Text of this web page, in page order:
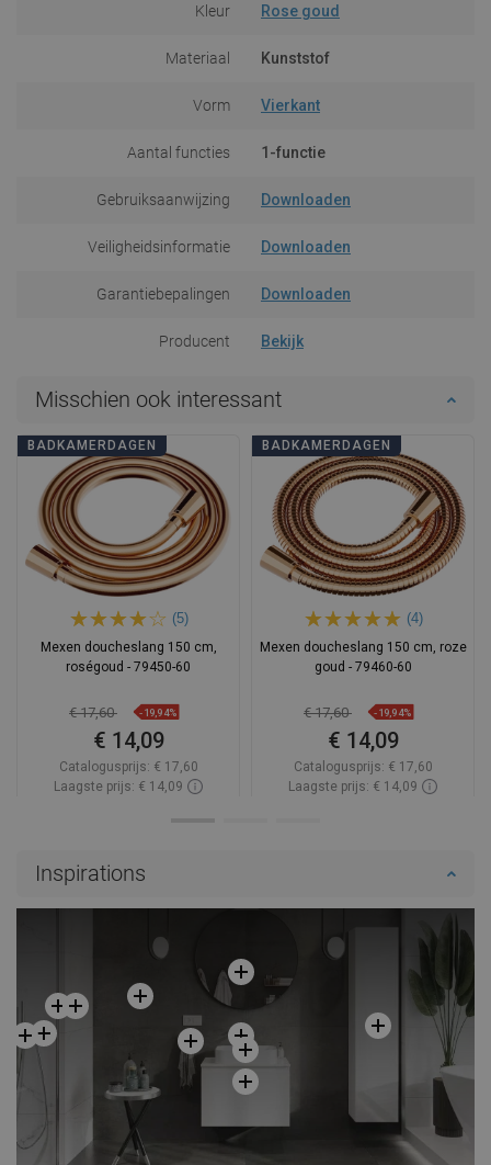
Kleur Rose goud
Materiaal Kunststof
Vorm Vierkant
Aantal functies 1-functie
Gebruiksaanwijzing Downloaden
Veiligheidsinformatie Downloaden
Garantiebepalingen Downloaden
Producent Bekijk
Misschien ook interessant
BADKAMERDAGEN
(5)
Mexen doucheslang 150 cm,
roségoud - 79450-60
€ 17,60 -19,94%
€ 14,09
Catalogusprijs: € 17,60
Laagste prijs: € 14,09
BADKAMERDAGEN
(4)
Mexen doucheslang 150 cm, roze
goud - 79460-60
€ 17,60 -19,94%
€ 14,09
Catalogusprijs: € 17,60
Laagste prijs: € 14,09
Inspirations